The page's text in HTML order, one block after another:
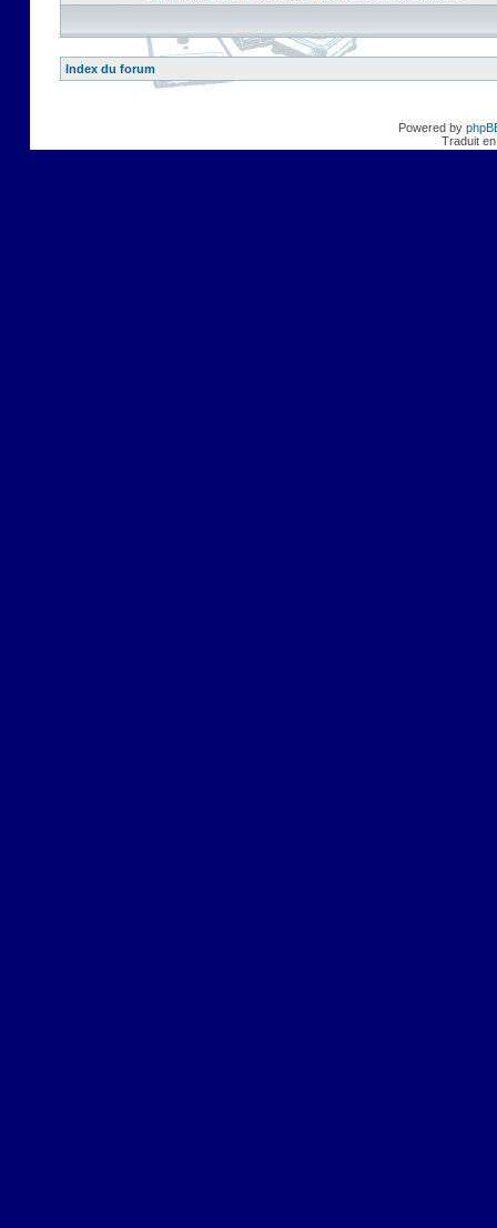
Index du forum
Powered by
Traduit